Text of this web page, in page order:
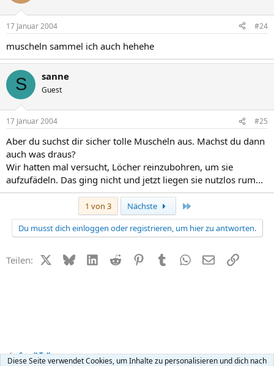
17 Januar 2004 #24
muscheln sammel ich auch hehehe
S sanne
Guest
17 Januar 2004 #25
Aber du suchst dir sicher tolle Muscheln aus. Machst du dann
auch was draus?
Wir hatten mal versucht, Löcher reinzubohren, um sie
aufzufädeln. Das ging nicht und jetzt liegen sie nutzlos rum...
1 von 3 Nächste
Du musst dich einloggen oder registrieren, um hier zu antworten.
Teilen: X (Twitter)
BlueskyLinkedIn
Reddit PinterestTumblr WhatsApp
E-MailLink
Small Talk
Diese Seite verwendet Cookies, um Inhalte zu personalisieren und dich nach